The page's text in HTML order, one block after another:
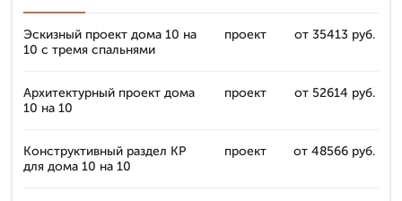
Эскизный проект дома 10 на
10 с тремя спальнями
проект от 35413 руб.
Архитектурный проект дома
10 на 10
проект от 52614 руб.
Конструктивный раздел КР
для дома 10 на 10
проект от 48566 руб.